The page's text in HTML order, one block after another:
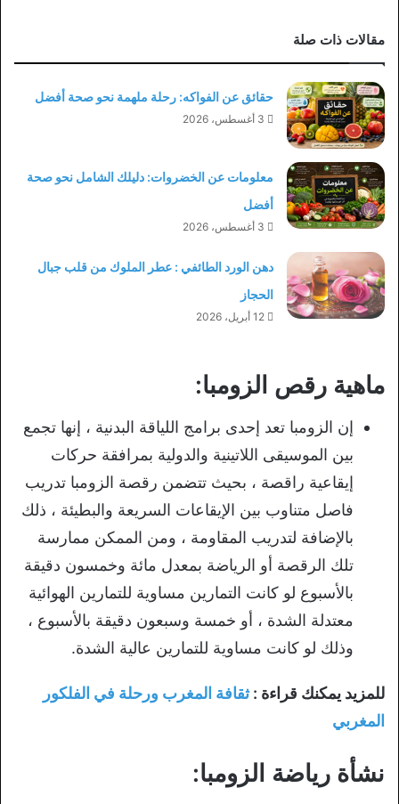
مقالات ذات صلة
حقائق عن الفواكه: رحلة ملهمة نحو صحة أفضل
3 أغسطس، 2026
معلومات عن الخضروات: دليلك الشامل نحو صحة
أفضل
3 أغسطس، 2026
دهن الورد الطائفي : عطر الملوك من قلب جبال
الحجاز
12 أبريل، 2026
ماهية رقص الزومبا:
إن الزومبا تعد إحدى برامج اللياقة البدنية ، إنها تجمع
بين الموسيقى اللاتينية والدولية بمرافقة حركات
إيقاعية راقصة ، بحيث تتضمن رقصة الزومبا تدريب
فاصل متناوب بين الإيقاعات السريعة والبطيئة ، ذلك
بالإضافة لتدريب المقاومة ، ومن الممكن ممارسة
تلك الرقصة أو الرياضة بمعدل مائة وخمسون دقيقة
بالأسبوع لو كانت التمارين مساوية للتمارين الهوائية
معتدلة الشدة ، أو خمسة وسبعون دقيقة بالأسبوع ،
وذلك لو كانت مساوية للتمارين عالية الشدة.
للمزيد يمكنك قراءة :ثقافة المغرب ورحلة في الفلكور
المغربي
نشأة رياضة الزومبا: